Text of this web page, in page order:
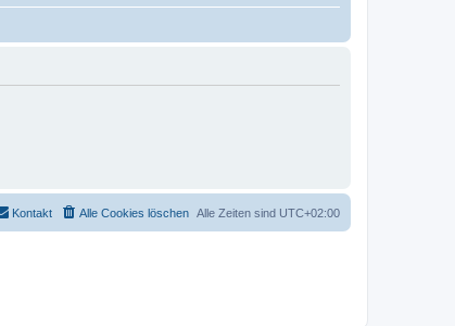
Alle Zeiten sind UTC+02:00
Alle Cookies löschen
Kontakt